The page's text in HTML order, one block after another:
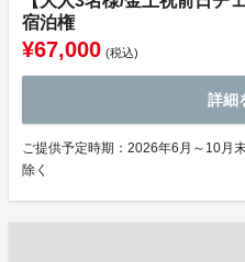
宿泊権
¥67,000 (税込)
詳細
ご提供予定時期：2026年6月～10月
除く